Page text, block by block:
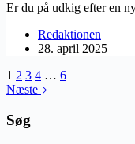
Er du på udkig efter en
Redaktionen
28. april 2025
1 2 3 4 … 6
Næste
Søg